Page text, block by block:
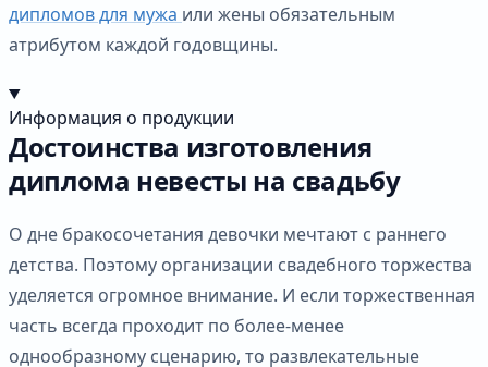
дипломов для мужа или жены обязательным
атрибутом каждой годовщины.
Информация о продукции
Достоинства изготовления
диплома невесты на свадьбу
О дне бракосочетания девочки мечтают с раннего
детства. Поэтому организации свадебного торжества
уделяется огромное внимание. И если торжественная
часть всегда проходит по более-менее
однообразному сценарию, то развлекательные